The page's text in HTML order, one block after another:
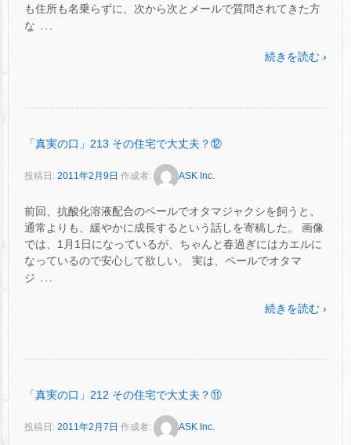
も住所も名乗らずに、次から次とメールで質問されてきた方
な …
続きを読む ›
「真実の口」213 その住宅で大丈夫？⑫
投稿日: 2011年2月9日 作成者: ASK Inc.
前回、抗酸化溶液配合のペールでオタマジャクシを飼うと、
通常よりも、緩やかに成長するという話しを寄稿した。 画像
では、1月1日になっているが、ちゃんと春過ぎにはカエルに
なっているので安心して欲しい。 実は、ペールでオタマ
ジ …
続きを読む ›
「真実の口」212 その住宅で大丈夫？⑪
投稿日: 2011年2月7日 作成者: ASK Inc.